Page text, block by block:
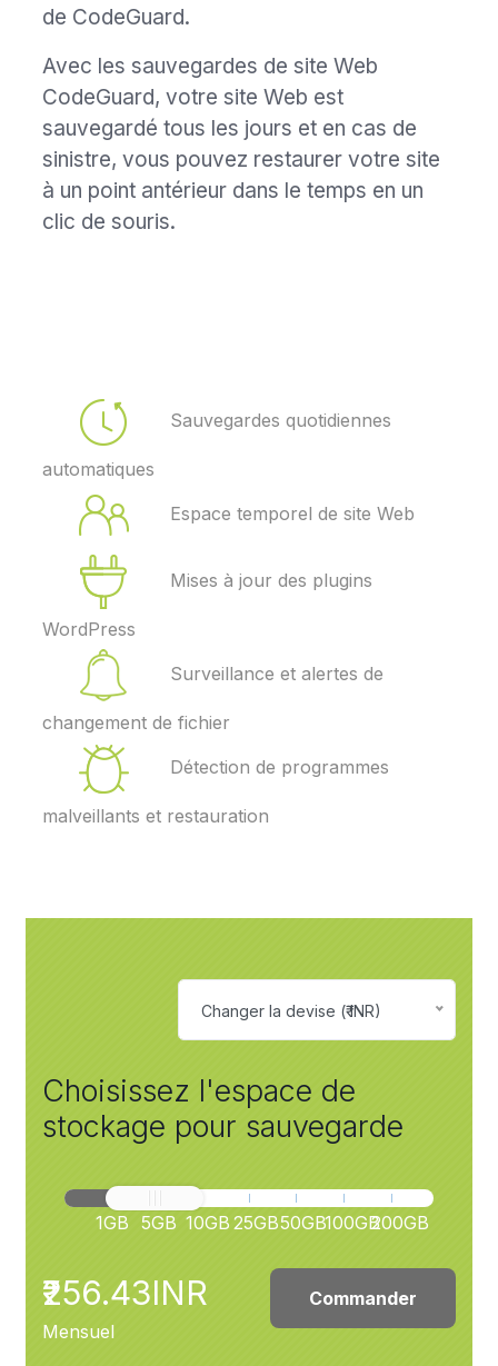
de CodeGuard.
Avec les sauvegardes de site Web
CodeGuard, votre site Web est
sauvegardé tous les jours et en cas de
sinistre, vous pouvez restaurer votre site
à un point antérieur dans le temps en un
clic de souris.
Sauvegardes quotidiennes
automatiques
Espace temporel de site Web
Mises à jour des plugins
WordPress
Surveillance et alertes de
changement de fichier
Détection de programmes
malveillants et restauration
Changer la devise (₹ INR)
Choisissez l'espace de
stockage pour sauvegarde
1GB 5GB 10GB 25GB50GB100GB200GB
₹256.43INR
Mensuel
Commander